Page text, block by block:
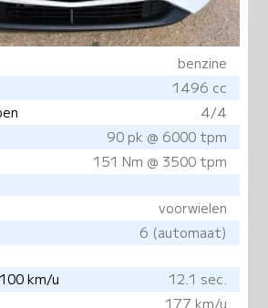
benzine
1496 cc
4/4
90 pk @ 6000 tpm
151 Nm @ 3500 tpm
voorwielen
6 (automaat)
km/u
12.1 sec.
177 km/u